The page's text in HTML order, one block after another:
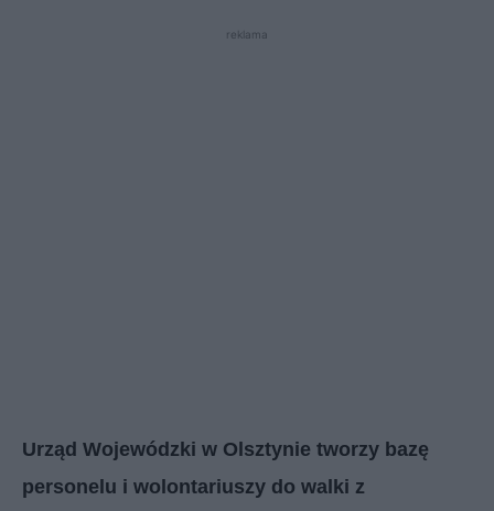
reklama
Urząd Wojewódzki w Olsztynie tworzy bazę
personelu i wolontariuszy do walki z